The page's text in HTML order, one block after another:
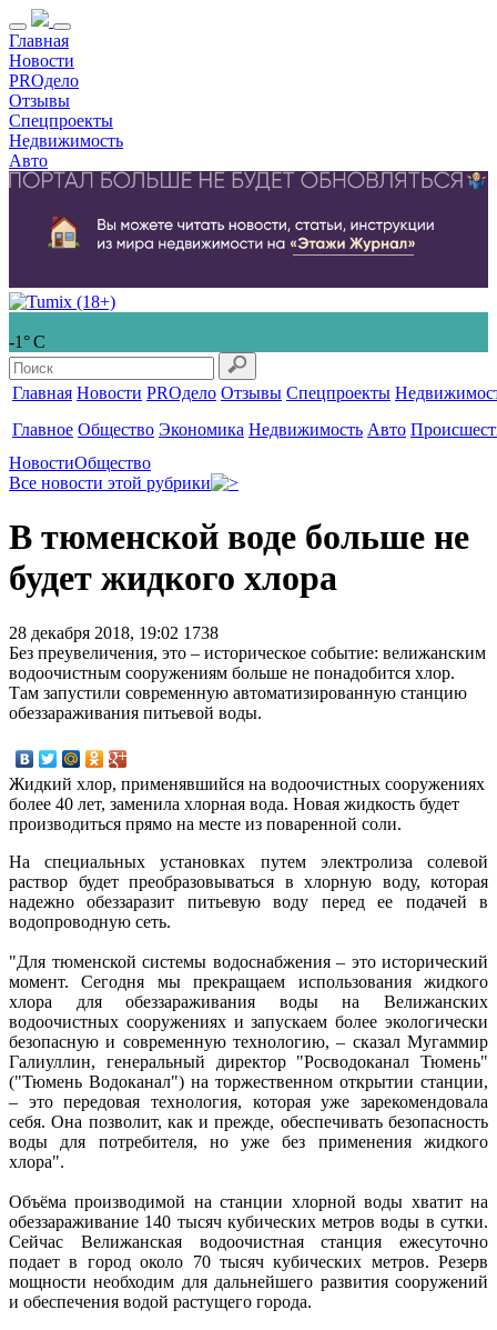
Главная
Новости
PROдело
Отзывы
Спецпроекты
Недвижимость
Авто
-1° С
Главная Новости PROдело Отзывы Спецпроекты
Главное Общество Экономика Недвижимость Авто
НовостиОбщество
Все новости этой рубрики
В тюменской воде больше не
будет жидкого хлора
28 декабря 2018, 19:02 1738
Без преувеличения, это – историческое событие: велижанским
водоочистным сооружениям больше не понадобится хлор.
Там запустили современную автоматизированную станцию
обеззараживания питьевой воды.
Жидкий хлор, применявшийся на водоочистных сооружениях
более 40 лет, заменила хлорная вода. Новая жидкость будет
производиться прямо на месте из поваренной соли.
На специальных установках путем электролиза солевой
раствор будет преобразовываться в хлорную воду, которая
надежно обеззаразит питьевую воду перед ее подачей в
водопроводную сеть.
"Для тюменской системы водоснабжения – это исторический
момент. Сегодня мы прекращаем использования жидкого
хлора для обеззараживания воды на Велижанских
водоочистных сооружениях и запускаем более экологически
безопасную и современную технологию, – сказал Мугаммир
Галиуллин, генеральный директор "Росводоканал Тюмень"
("Тюмень Водоканал") на торжественном открытии станции,
– это передовая технология, которая уже зарекомендовала
себя. Она позволит, как и прежде, обеспечивать безопасность
воды для потребителя, но уже без применения жидкого
хлора".
Объёма производимой на станции хлорной воды хватит на
обеззараживание 140 тысяч кубических метров воды в сутки.
Сейчас Велижанская водоочистная станция ежесуточно
подает в город около 70 тысяч кубических метров. Резерв
мощности необходим для дальнейшего развития сооружений
и обеспечения водой растущего города.